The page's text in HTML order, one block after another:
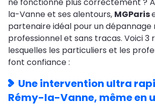
la-Vanne et ses alentours, MGParis
partenaire idéal pour un dépannage
professionnel et sans tracas. Voici 3
lesquelles les particuliers et les
font confiance :
Une intervention ultra
Rémy-la-Vanne, même en